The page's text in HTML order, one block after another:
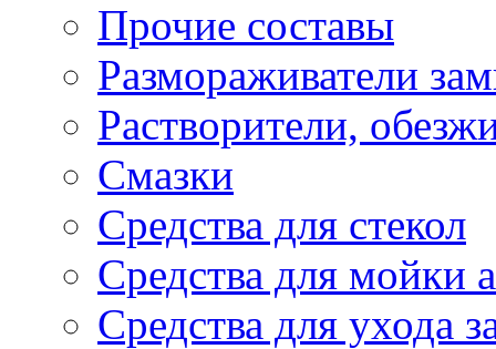
Прочие составы
Размораживатели
Растворители,
Смазки
Средства для стекол
Средства для мойки
Средства для ухода